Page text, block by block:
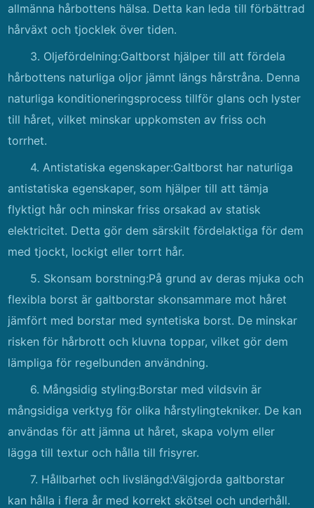
allmänna hårbottens hälsa. Detta kan leda till förbättrad
hårväxt och tjocklek över tiden.
3. Oljefördelning:Galtborst hjälper till att fördela
hårbottens naturliga oljor jämnt längs hårstråna. Denna
naturliga konditioneringsprocess tillför glans och lyster
till håret, vilket minskar uppkomsten av friss och
torrhet.
4. Antistatiska egenskaper:Galtborst har naturliga
antistatiska egenskaper, som hjälper till att tämja
flyktigt hår och minskar friss orsakad av statisk
elektricitet. Detta gör dem särskilt fördelaktiga för dem
med tjockt, lockigt eller torrt hår.
5. Skonsam borstning:På grund av deras mjuka och
flexibla borst är galtborstar skonsammare mot håret
jämfört med borstar med syntetiska borst. De minskar
risken för hårbrott och kluvna toppar, vilket gör dem
lämpliga för regelbunden användning.
6. Mångsidig styling:Borstar med vildsvin är
mångsidiga verktyg för olika hårstylingtekniker. De kan
användas för att jämna ut håret, skapa volym eller
lägga till textur och hålla till frisyrer.
7. Hållbarhet och livslängd:Välgjorda galtborstar
kan hålla i flera år med korrekt skötsel och underhåll.